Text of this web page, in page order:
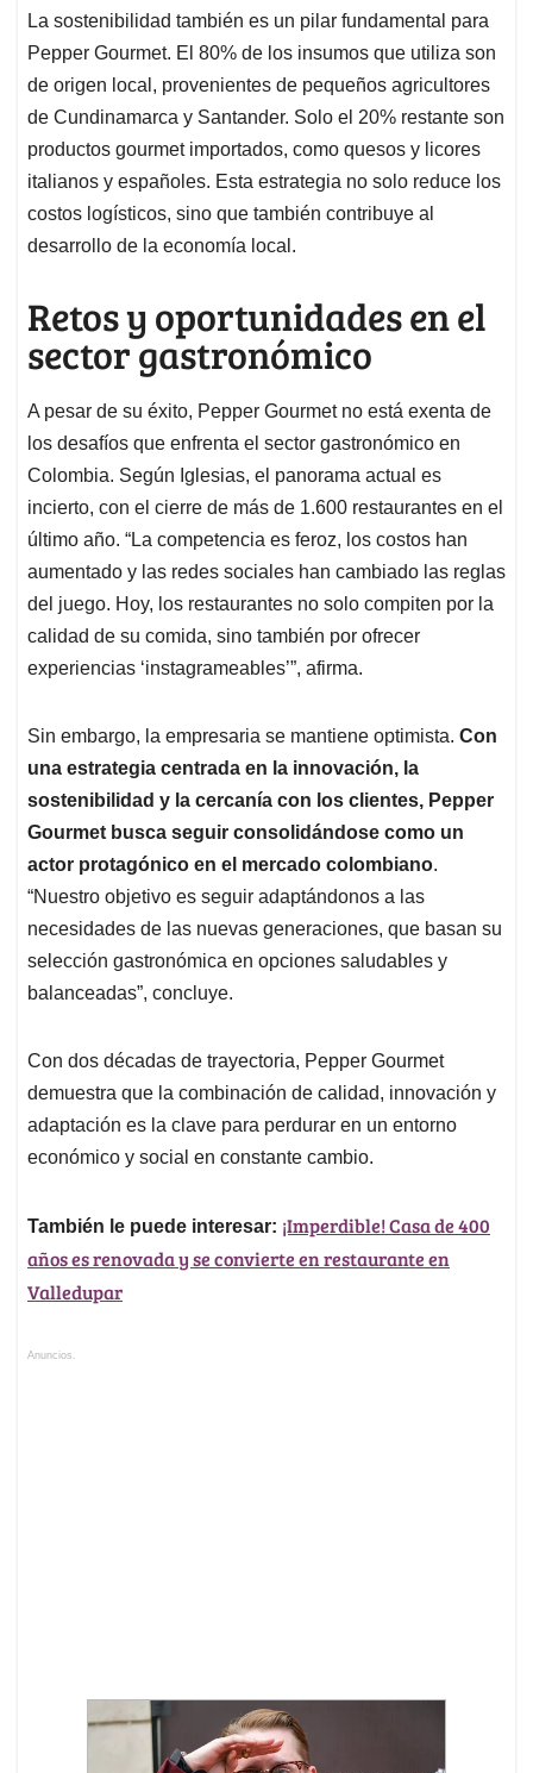
La sostenibilidad también es un pilar fundamental para
Pepper Gourmet. El 80% de los insumos que utiliza son
de origen local, provenientes de pequeños agricultores
de Cundinamarca y Santander. Solo el 20% restante son
productos gourmet importados, como quesos y licores
italianos y españoles. Esta estrategia no solo reduce los
costos logísticos, sino que también contribuye al
desarrollo de la economía local.
Retos y oportunidades en el
sector gastronómico
A pesar de su éxito, Pepper Gourmet no está exenta de
los desafíos que enfrenta el sector gastronómico en
Colombia. Según Iglesias, el panorama actual es
incierto, con el cierre de más de 1.600 restaurantes en el
último año. “La competencia es feroz, los costos han
aumentado y las redes sociales han cambiado las reglas
del juego. Hoy, los restaurantes no solo compiten por la
calidad de su comida, sino también por ofrecer
experiencias ‘instagrameables’”, afirma.
Sin embargo, la empresaria se mantiene optimista. Con
una estrategia centrada en la innovación, la
sostenibilidad y la cercanía con los clientes, Pepper
Gourmet busca seguir consolidándose como un
actor protagónico en el mercado colombiano.
“Nuestro objetivo es seguir adaptándonos a las
necesidades de las nuevas generaciones, que basan su
selección gastronómica en opciones saludables y
balanceadas”, concluye.
Con dos décadas de trayectoria, Pepper Gourmet
demuestra que la combinación de calidad, innovación y
adaptación es la clave para perdurar en un entorno
económico y social en constante cambio.
También le puede interesar: ¡Imperdible! Casa de 400
años es renovada y se convierte en restaurante en
Valledupar
Anuncios.